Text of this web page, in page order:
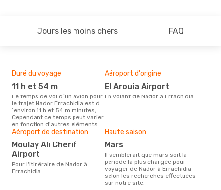
Jours les moins chers FAQ
Duré du voyage
11 h et 54 m
Le temps de vol d´un avion pour
le trajet Nador Errachidia est d
´environ 11 h et 54 m minutes,
Cependant ce temps peut varier
en fonction d'autres eléments.
Aéroport d'origine
El Arouia Airport
En volant de Nador à Errachidia
Aéroport de destination
Moulay Ali Cherif
Airport
Pour l'itinéraire de Nador à
Errachidia
Haute saison
mars
Il semblerait que mars soit la
période la plus chargée pour
voyager de Nador à Errachidia
selon les recherches effectuées
sur notre site.